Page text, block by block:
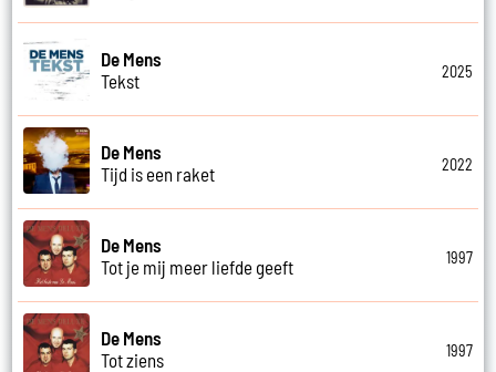
De Mens
Tekst
2025
De Mens
Tijd is een raket
2022
De Mens
Tot je mij meer liefde geeft
1997
De Mens
Tot ziens
1997